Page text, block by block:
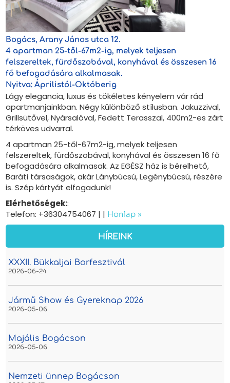
Bogács, Arany János utca 12.
4 apartman 25-től-67m2-ig, melyek teljesen
felszereltek, fürdőszobával, konyhával és összesen 16
fő befogadására alkalmasak.
Nyitva: Áprilistól-Októberig
Lágy elegancia, luxus és tökéletes kényelem vár rád
apartmanjainkban. Négy különböző stílusban. Jakuzzival,
Grillsütővel, Nyársalóval, Fedett Terasszal, 400m2-es zárt
térköves udvarral.
4 apartman 25-től-67m2-ig, melyek teljesen
felszereltek, fürdőszobával, konyhával és összesen 16 fő
befogadására alkalmasak. Az EGÉSZ ház is bérelhető,
Baráti társaságok, akár Lánybúcsú, Legénybúcsú, részére
is. Szép kártyát elfogadunk!
Elérhetőségek::
Telefon: +36304754067 | | Honlap »
HÍREINK
XXXII. Bükkaljai Borfesztivál
2026-06-24
Jármű Show és Gyereknap 2026
2026-05-06
Majális Bogácson
2026-05-06
Nemzeti ünnep Bogácson